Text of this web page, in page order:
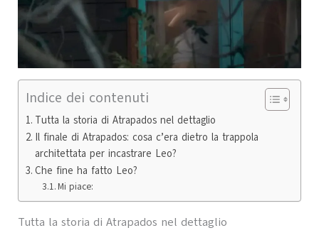
Indice dei contenuti
Tutta la storia di Atrapados nel dettaglio
Il finale di Atrapados: cosa c’era dietro la trappola
architettata per incastrare Leo?
Che fine ha fatto Leo?
Mi piace:
Tutta la storia di Atrapados nel dettaglio